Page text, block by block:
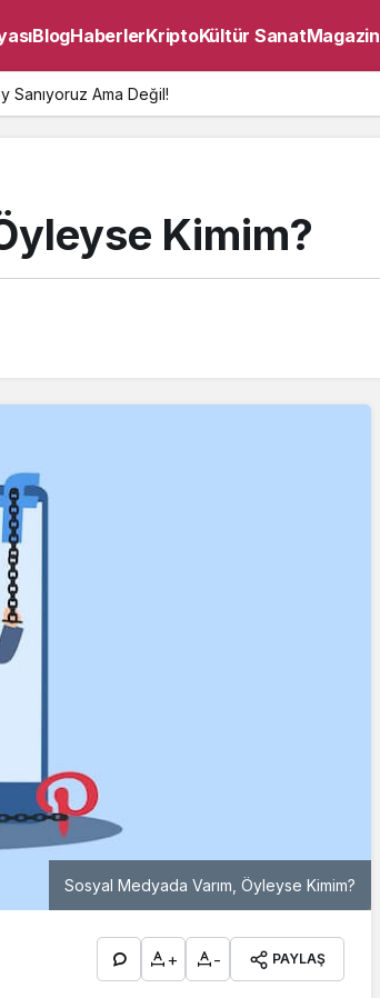
BlogHaberlerKriptoKültür SanatMagazin
Sanıyoruz Ama Değil!
Kimim?
Sosyal Medyada Varım, Öyleyse Kimim?
+ - PAYLAŞ